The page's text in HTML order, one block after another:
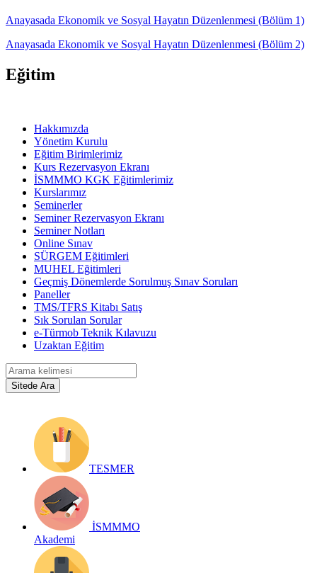
Anayasada Ekonomik ve Sosyal Hayatın Düzenlenmesi (Bölüm 1)
Anayasada Ekonomik ve Sosyal Hayatın Düzenlenmesi (Bölüm 2)
Eğitim
Hakkımızda
Yönetim Kurulu
Eğitim Birimlerimiz
Kurs Rezervasyon Ekranı
İSMMMO KGK Eğitimlerimiz
Kurslarımız
Seminerler
Seminer Rezervasyon Ekranı
Seminer Notları
Online Sınav
SÜRGEM Eğitimleri
MUHEL Eğitimleri
Geçmiş Dönemlerde Sorulmuş Sınav Soruları
Paneller
TMS/TFRS Kitabı Satış
Sık Sorulan Sorular
e-Türmob Teknik Kılavuzu
Uzaktan Eğitim
TESMER
İSMMMO
Akademi